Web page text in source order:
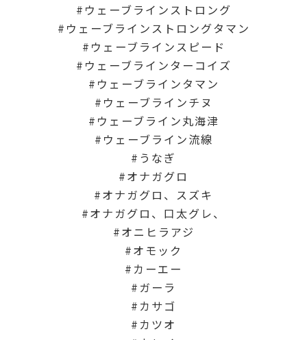
ウェーブラインストロング
ウェーブラインストロングタマン
ウェーブラインスピード
ウェーブラインターコイズ
ウェーブラインタマン
ウェーブラインチヌ
ウェーブライン丸海津
ウェーブライン流線
うなぎ
オナガグロ
オナガグロ、スズキ
オナガグロ、口太グレ、
オニヒラアジ
オモック
カーエー
ガーラ
カサゴ
カツオ